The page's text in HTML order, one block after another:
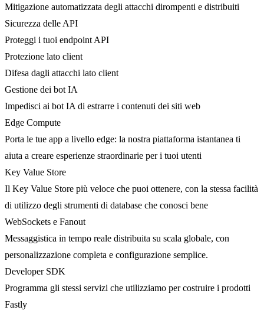
Mitigazione automatizzata degli attacchi dirompenti e distribuiti
Sicurezza delle API
Proteggi i tuoi endpoint API
Protezione lato client
Difesa dagli attacchi lato client
Gestione dei bot IA
Impedisci ai bot IA di estrarre i contenuti dei siti web
Edge Compute
Porta le tue app a livello edge: la nostra piattaforma istantanea ti
aiuta a creare esperienze straordinarie per i tuoi utenti
Key Value Store
Il Key Value Store più veloce che puoi ottenere, con la stessa facilità
di utilizzo degli strumenti di database che conosci bene
WebSockets e Fanout
Messaggistica in tempo reale distribuita su scala globale, con
personalizzazione completa e configurazione semplice.
Developer SDK
Programma gli stessi servizi che utilizziamo per costruire i prodotti
Fastly